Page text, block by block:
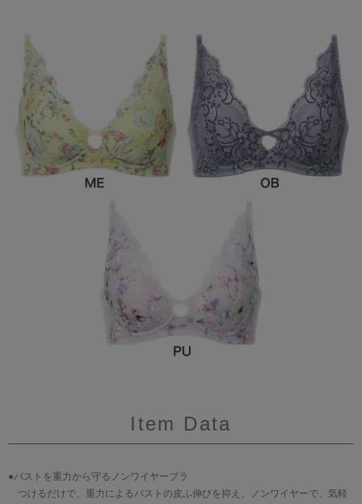
Item Data
●バストを重力から守るノンワイヤーブラ
つけるだけで、重力によるバストの皮ふ伸びを抑え、ノンワイヤーで、気軽